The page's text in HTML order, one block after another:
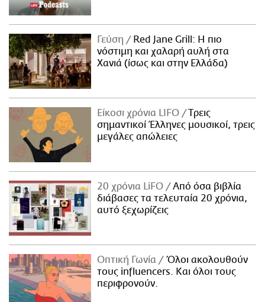
Γεύση
Red Jane Grill: Η πιο
νόστιμη και χαλαρή αυλή στα
Χανιά (ίσως και στην Ελλάδα)
Είκοσι χρόνια LIFO
Tρεις
σημαντικοί Έλληνες μουσικοί, τρεις
μεγάλες απώλειες
20 χρόνια LiFO
Από όσα βιβλία
διάβασες τα τελευταία 20 χρόνια,
αυτό ξεχωρίζεις
Οπτική Γωνία
Όλοι ακολουθούν
τους influencers. Και όλοι τους
περιφρονούν.